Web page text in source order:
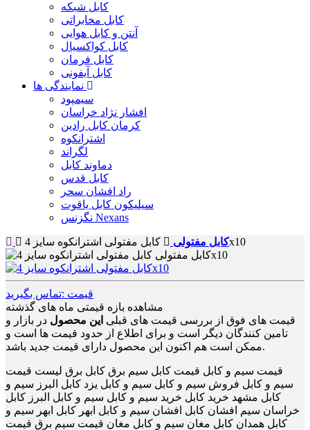
کابل شبکه
کابل مخابراتی
آنتن و کابل هوایی
کابل کواکسیال
کابل فرمان
کابل آیفونی
سیمپود
افشار نژاد خراسان
کرمان کابل رادین
اشترانکوه
لگراند
دماوند کابل
کابل قدس
راد افشان سحر
سیلیکون کابل یاقوت
نگزنس Nexans
کابل مفتولیکابل مفتولی اشترانکوه سایز 4x10
قیمت :تماس بگیرید
مشاهده بازه قیمتی ماه های گذشته
قیمت های فوق از بررسی قیمت های قبلی این محصول در بازار و
تامین کنندگان دیگر است و برای اطلاع از حدود قیمت ها است و
ممکن است هم اکنون این محصول دارای قیمت جدید باشد.
قیمت سیم و کابل قیمت کابل سیم برق کابل برق لیست قیمت
سیم و کابل فروش سیم و کابل سیم و کابل یزد کابل البرز سیم و
کابل مشهد خرید کابل خرید سیم و کابل سیم و کابل البرز کابل
خراسان سیم افشان کابل افشان سیم و کابل ابهر کابل ابهر سیم و
کابل همدان کابل مغان سیم و کابل مغان قیمت سیم برق قیمت